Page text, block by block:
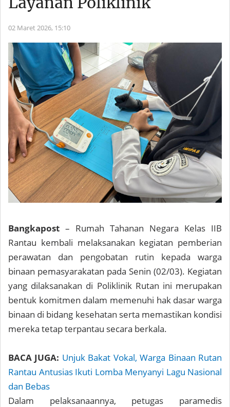
02 Maret 2026, 15:10
Bangkapost – Rumah Tahanan Negara Kelas IIB
Rantau kembali melaksanakan kegiatan pemberian
perawatan dan pengobatan rutin kepada warga
binaan pemasyarakatan pada Senin (02/03). Kegiatan
yang dilaksanakan di Poliklinik Rutan ini merupakan
bentuk komitmen dalam memenuhi hak dasar warga
binaan di bidang kesehatan serta memastikan kondisi
mereka tetap terpantau secara berkala.
BACA JUGA: Unjuk Bakat Vokal, Warga Binaan Rutan
Rantau Antusias Ikuti Lomba Menyanyi Lagu Nasional
dan Bebas
Dalam pelaksanaannya, petugas paramedis